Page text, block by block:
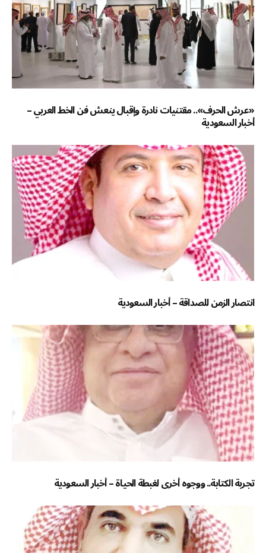
«عرش الحرف».. مقتنيات نادرة وإقبال ينعش فن الخط العربي –
أخبار السعودية
انتصار الزمن للصداقة – أخبار السعودية
تجربة الكتابة.. ووجوه أخرى لغبطة الحياة – أخبار السعودية